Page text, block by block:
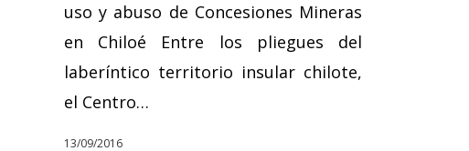
uso y abuso de Concesiones Mineras
en Chiloé Entre los pliegues del
laberíntico territorio insular chilote,
el Centro…
13/09/2016